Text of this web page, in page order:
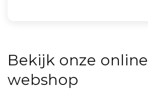
Bekijk onze online
webshop